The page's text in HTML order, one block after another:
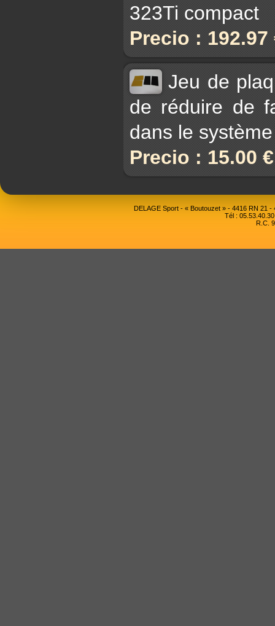
323Ti compact
Precio : 192.97
Jeu de
de réduire de
dans le
Precio : 15.00
DELAGE Sport - « Boutouzet » - 4416 RN 21
Tél :
R.C.